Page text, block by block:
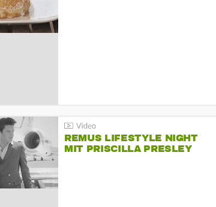
REMUS LIFESTYLE NIGHT
MIT PRISCILLA PRESLEY